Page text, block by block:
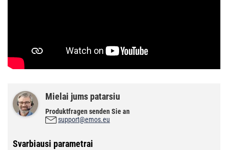
Mielai jums patarsiu
Produktfragen senden Sie an
support@emos.eu
Svarbiausi parametrai